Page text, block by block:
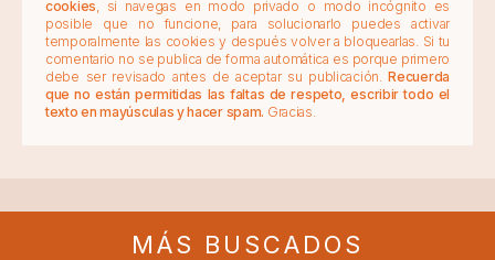
cookies , si navegas en modo privado o modo incógnito es
posible que no funcione, para solucionarlo puedes activar
temporalmente las cookies y después volver a bloquearlas. Si tu
comentario no se publica de forma automática es porque primero
debe ser revisado antes de aceptar su publicación.Recuerda
que no están permitidas las faltas de respeto, escribir todo el
texto en mayúsculas y hacer spam. Gracias.
MÁS BUSCADOS